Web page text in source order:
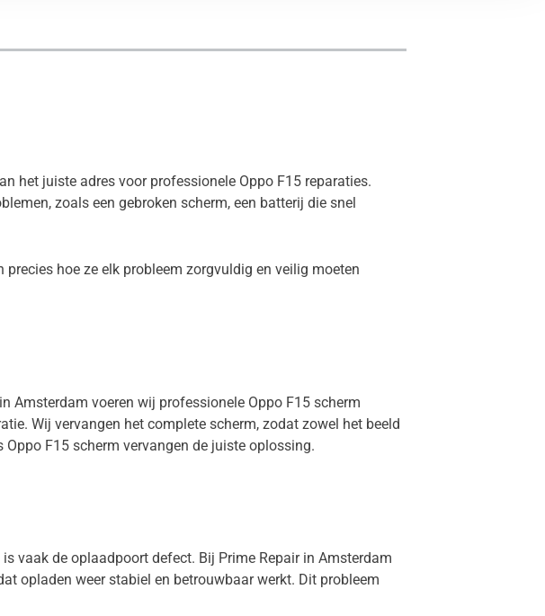
het juiste adres voor professionele Oppo F15 reparaties.
zoals een gebroken scherm, een batterij die snel
hoe ze elk probleem zorgvuldig en veilig moeten
Amsterdam voeren wij professionele Oppo F15 scherm
Wij vervangen het complete scherm, zodat zowel het beeld
F15 scherm vervangen de juiste oplossing.
vaak de oplaadpoort defect. Bij Prime Repair in Amsterdam
opladen weer stabiel en betrouwbaar werkt. Dit probleem